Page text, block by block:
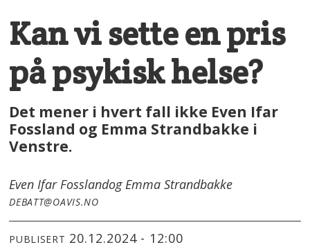
Kan vi sette en pris
på psykisk helse?
Det mener i hvert fall ikke Even Ifar
Fossland og Emma Strandbakke i
Venstre.
Even Ifar Fosslandog Emma Strandbakke
DEBATT@OAVIS.NO
PUBLISERT 20.12.2024 - 12:00